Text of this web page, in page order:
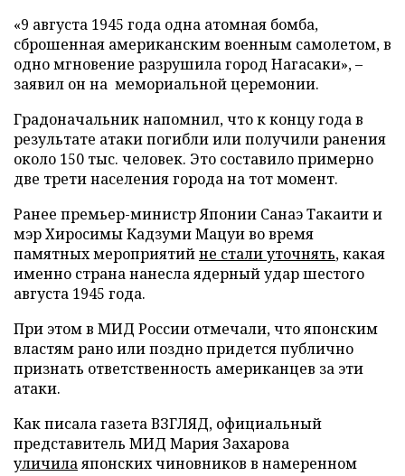
«9 августа 1945 года одна атомная бомба,
сброшенная американским военным самолетом, в
одно мгновение разрушила город Нагасаки», –
заявил он на мемориальной церемонии.
Градоначальник напомнил, что к концу года в
результате атаки погибли или получили ранения
около 150 тыс. человек. Это составило примерно
две трети населения города на тот момент.
Ранее премьер-министр Японии Санаэ Такаити и
мэр Хиросимы Кадзуми Мацуи во время
памятных мероприятийне стали уточнять, какая
именно страна нанесла ядерный удар шестого
августа 1945 года.
При этом в МИД России отмечали, что японским
властям рано или поздно придется публично
признать ответственность американцев за эти
атаки.
Как писала газета ВЗГЛЯД, официальный
представитель МИД Мария Захарова
уличилаяпонских чиновников в намеренном